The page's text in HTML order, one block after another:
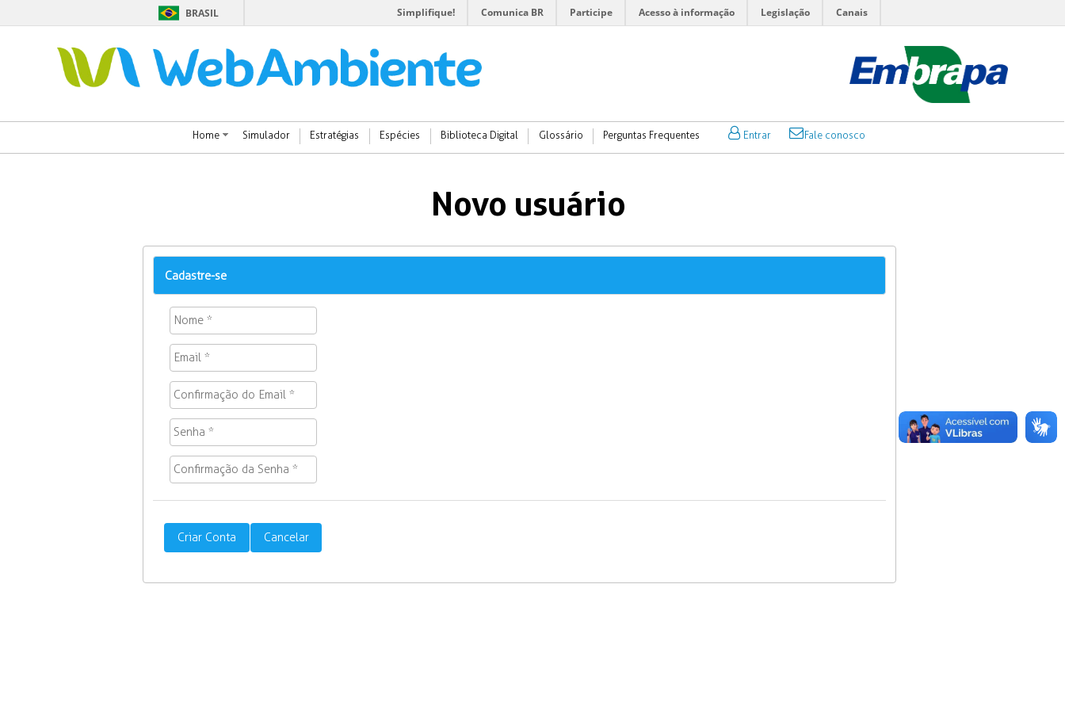
BRASIL Simplifique! Comunica BR Participe Acesso à informação Legislação Canais
Home Simulador Estratégias Espécies Biblioteca Digital Glossário Perguntas Frequentes Entrar Fale conosco
Novo usuário
Cadastre-se
Criar Conta Cancelar